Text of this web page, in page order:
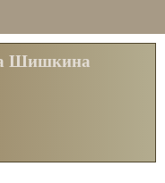
Шишкина